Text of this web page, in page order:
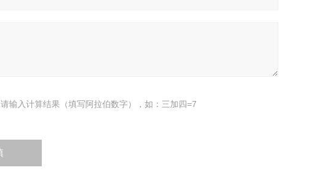
请输入计算结果（填写阿拉伯数字），如：三加四=7